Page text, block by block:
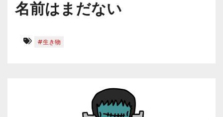
名前はまだない
#生き物